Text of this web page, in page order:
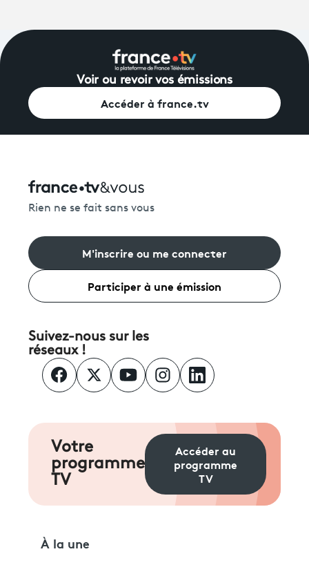
Voir ou revoir vos émissions
Accéder à france.tv
Rien ne se fait sans vous
M'inscrire ou me connecter
Participer à une émission
Suivez-nous sur les
réseaux !
Votre
programme
TV
Accéder au
programme
TV
À la une